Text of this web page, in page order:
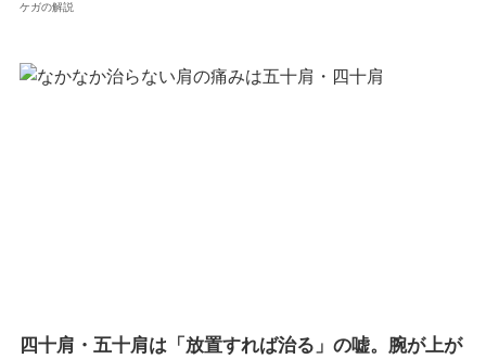
ケガの解説
四十肩・五十肩は「放置すれば治る」の嘘。腕が上が